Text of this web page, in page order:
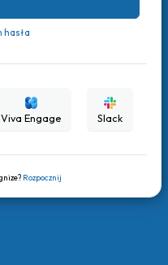
hasła
Viva Engage Slack
Rozpocznij